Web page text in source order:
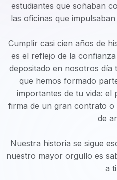
estudiantes que soñaban
las oficinas que
Cumplir casi cien años de
es el reflejo de la
depositado en nosotros día
que hemos formado
importantes de tu vida: el
firma de un gran contrato
de
Nuestra historia se sigue
nuestro mayor orgullo es
a